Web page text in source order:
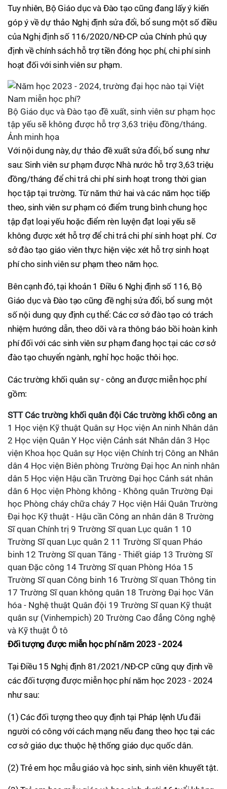
Tuy nhiên, Bộ Giáo dục và Đào tạo cũng đang lấy ý kiến
góp ý về dự thảo Nghị định sửa đổi, bổ sung một số điều
của Nghị định số 116/2020/NĐ-CP của Chính phủ quy
định về chính sách hỗ trợ tiền đóng học phí, chi phí sinh
hoạt đối với sinh viên sư phạm.
Bộ Giáo dục và Đào tạo đề xuất, sinh viên sư phạm học
tập yếu sẽ không được hỗ trợ 3,63 triệu đồng/tháng.
Ảnh minh họa
Với nội dung này, dự thảo đề xuất sửa đổi, bổ sung như
sau: Sinh viên sư phạm được Nhà nước hỗ trợ 3,63 triệu
đồng/tháng để chi trả chi phí sinh hoạt trong thời gian
học tập tại trường. Từ năm thứ hai và các năm học tiếp
theo, sinh viên sư phạm có điểm trung bình chung học
tập đạt loại yếu hoặc điểm rèn luyện đạt loại yếu sẽ
không được xét hỗ trợ để chi trả chi phí sinh hoạt phí. Cơ
sở đào tạo giáo viên thực hiện việc xét hỗ trợ sinh hoạt
phí cho sinh viên sư phạm theo năm học.
Bên cạnh đó, tại khoản 1 Điều 6 Nghị định số 116, Bộ
Giáo dục và Đào tạo cũng đề nghị sửa đổi, bổ sung một
số nội dung quy định cụ thể: Các cơ sở đào tạo có trách
nhiệm hướng dẫn, theo dõi và ra thông báo bồi hoàn kinh
phí đối với các sinh viên sư phạm đang học tại các cơ sở
đào tạo chuyển ngành, nghỉ học hoặc thôi học.
Các trường khối quân sự - công an được miễn học phí
gồm:
STT Các trường khối quân đội Các trường khối công an
1 Học viện Kỹ thuật Quân sự Học viện An ninh Nhân dân
2 Học viện Quân Y Học viện Cảnh sát Nhân dân 3 Học
viện Khoa học Quân sự Học viện Chính trị Công an Nhân
dân 4 Học viện Biên phòng Trường Đại học An ninh nhân
dân 5 Học viện Hậu cần Trường Đại học Cảnh sát nhân
dân 6 Học viện Phòng không - Không quân Trường Đại
học Phòng cháy chữa cháy 7 Học viện Hải Quân Trường
Đại học Kỹ thuật - Hậu cần Công an nhân dân 8 Trường
Sĩ quan Chính trị 9 Trường Sĩ quan Lục quân 1 10
Trường Sĩ quan Lục quân 2 11 Trường Sĩ quan Pháo
binh 12 Trường Sĩ quan Tăng - Thiết giáp 13 Trường Sĩ
quan Đặc công 14 Trường Sĩ quan Phòng Hóa 15
Trường Sĩ quan Công binh 16 Trường Sĩ quan Thông tin
17 Trường Sĩ quan không quân 18 Trường Đại học Văn
hóa - Nghệ thuật Quân đội 19 Trường Sĩ quan Kỹ thuật
quân sự (Vinhempich) 20 Trường Cao đẳng Công nghệ
và Kỹ thuật Ô tô
Đối tượng được miễn học phí năm 2023 - 2024
Tại Điều 15 Nghị định 81/2021/NĐ-CP cũng quy định về
các đối tượng được miễn học phí năm học 2023 - 2024
như sau:
(1) Các đối tượng theo quy định tại Pháp lệnh Ưu đãi
người có công với cách mạng nếu đang theo học tại các
cơ sở giáo dục thuộc hệ thống giáo dục quốc dân.
(2) Trẻ em học mẫu giáo và học sinh, sinh viên khuyết tật.